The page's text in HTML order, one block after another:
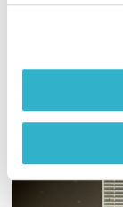
וגיטנג'לי
קריאת הכתבה: